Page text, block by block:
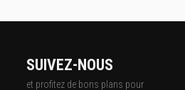
SUIVEZ-NOUS
et profitez de bons plans pour